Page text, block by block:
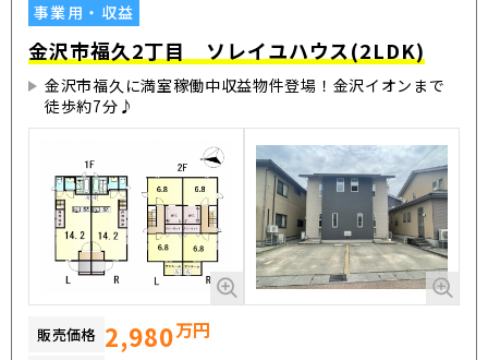
事業用・収益
金沢市福久2丁目 ソレイユハウス(2LDK)
金沢市福久に満室稼働中収益物件登場！金沢イオンまで
徒歩約7分♪
販売価格 2,980万円